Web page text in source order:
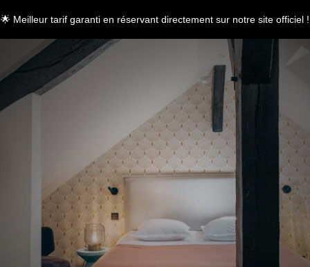
🌟 Meilleur tarif garanti en réservant directement sur notre site officiel !